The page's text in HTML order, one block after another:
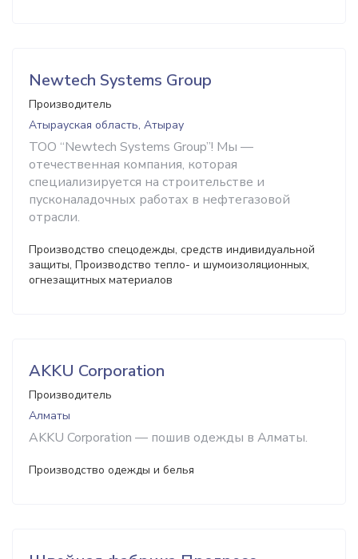
Newtech Systems Group
Производитель
Атырауская область, Атырау
ТОО “Newtech Systems Group”! Мы —
отечественная компания, которая
специализируется на строительстве и
пусконаладочных работах в нефтегазовой
отрасли.
Производство спецодежды, средств индивидуальной
защиты, Производство тепло- и шумоизоляционных,
огнезащитных материалов
AKKU Corporation
Производитель
Алматы
AKKU Corporation — пошив одежды в Алматы.
Производство одежды и белья